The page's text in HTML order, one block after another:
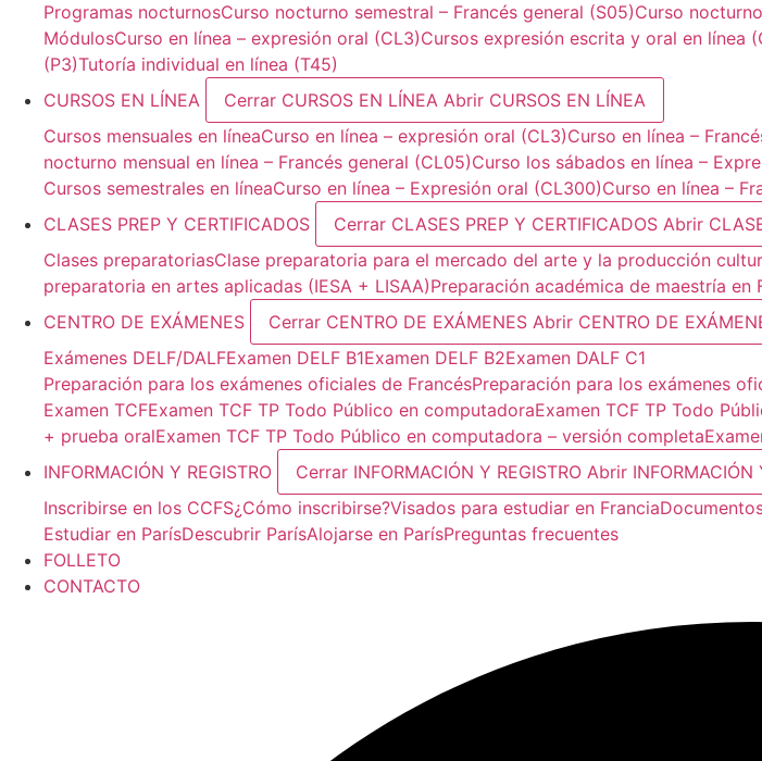
Programas nocturnosCurso nocturno semestral – Francés general (S05)Curso
MódulosCurso en línea – expresión oral (CL3)Cursos expresión escrita y oral en línea
(P3)Tutoría individual en línea (T45)
CURSOS EN LÍNEA
Cerrar CURSOS EN LÍNEA Abrir CURSOS EN LÍNEA
Cursos mensuales en líneaCurso en línea – expresión oral (CL3)Curso en línea –
nocturno mensual en línea – Francés general (CL05)Curso los sábados en línea –
Cursos semestrales en líneaCurso en línea – Expresión oral (CL300)Curso en línea –
CLASES PREP Y CERTIFICADOS
Cerrar CLASES PREP Y CERTIFICADOS Abrir
Clases preparatoriasClase preparatoria para el mercado del arte y la producción
preparatoria en artes aplicadas (IESA + LISAA)Preparación académica de maestría en
CENTRO DE EXÁMENES
Cerrar CENTRO DE EXÁMENES Abrir CENTRO DE
Exámenes DELF/DALFExamen DELF B1Examen DELF B2Examen DALF C1
Preparación para los exámenes oficiales de FrancésPreparación para los exámenes
Examen TCFExamen TCF TP Todo Público en computadoraExamen TCF TP Todo
+ prueba oralExamen TCF TP Todo Público en computadora – versión completa
INFORMACIÓN Y REGISTRO
Cerrar INFORMACIÓN Y REGISTRO Abrir INFORMACIÓN
Inscribirse en los CCFS¿Cómo inscribirse?Visados para estudiar en Francia
Estudiar en ParísDescubrir ParísAlojarse en ParísPreguntas frecuentes
FOLLETO
CONTACTO